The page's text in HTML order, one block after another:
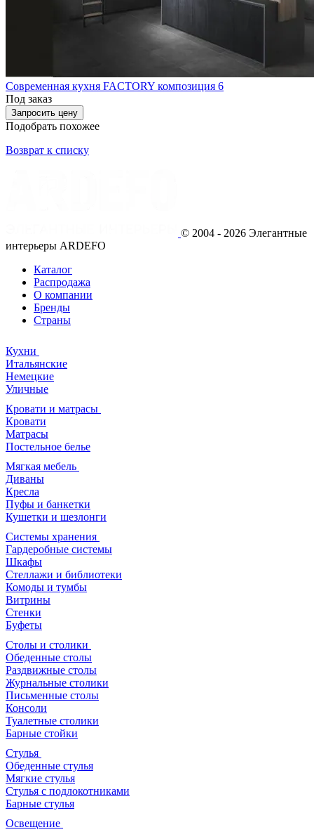
Современная кухня FACTORY композиция 6
Под заказ
Запросить цену
Подобрать похожее
Возврат к списку
© 2004 - 2026 Элегантные
интерьеры ARDEFO
Каталог
Распродажа
О компании
Бренды
Страны
Кухни
Итальянские
Немецкие
Уличные
Кровати и матрасы
Кровати
Матрасы
Постельное белье
Мягкая мебель
Диваны
Кресла
Пуфы и банкетки
Кушетки и шезлонги
Системы хранения
Гардеробные системы
Шкафы
Стеллажи и библиотеки
Комоды и тумбы
Витрины
Стенки
Буфеты
Столы и столики
Обеденные столы
Раздвижные столы
Журнальные столики
Письменные столы
Консоли
Туалетные столики
Барные стойки
Стулья
Обеденные стулья
Мягкие стулья
Стулья с подлокотниками
Барные стулья
Освещение